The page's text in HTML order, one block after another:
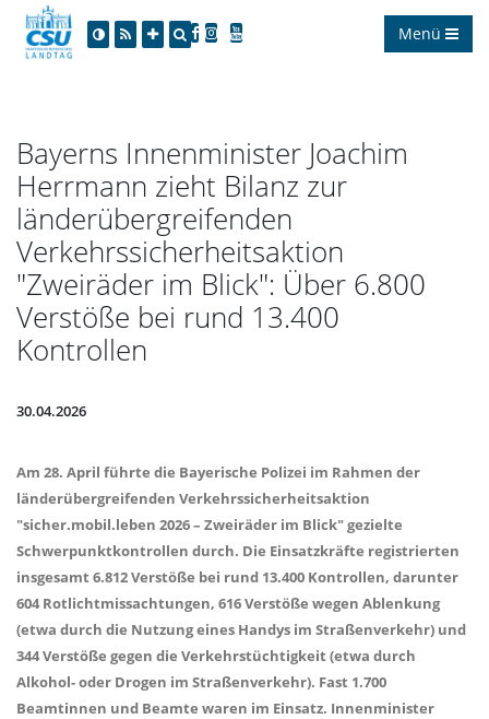
Menü
Bayerns Innenminister Joachim
Herrmann zieht Bilanz zur
länderübergreifenden
Verkehrssicherheitsaktion
"Zweiräder im Blick": Über 6.800
Verstöße bei rund 13.400
Kontrollen
30.04.2026
Am 28. April führte die Bayerische Polizei im Rahmen der
länderübergreifenden Verkehrssicherheitsaktion
"sicher.mobil.leben 2026 – Zweiräder im Blick" gezielte
Schwerpunktkontrollen durch. Die Einsatzkräfte registrierten
insgesamt 6.812 Verstöße bei rund 13.400 Kontrollen, darunter
604 Rotlichtmissachtungen, 616 Verstöße wegen Ablenkung
(etwa durch die Nutzung eines Handys im Straßenverkehr) und
344 Verstöße gegen die Verkehrstüchtigkeit (etwa durch
Alkohol- oder Drogen im Straßenverkehr). Fast 1.700
Beamtinnen und Beamte waren im Einsatz. Innenminister